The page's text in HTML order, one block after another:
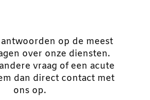
op de meest
over onze diensten.
vraag of een acute
dan direct contact met
ons op.